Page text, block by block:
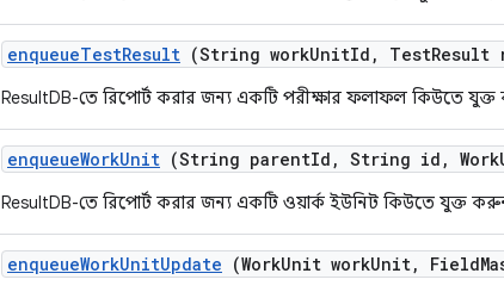
enqueueTestResult (String workUnitId , TestResult
ResultDB-তে রিপোর্ট করার জন্য একটি পরীক্ষার ফলাফল কিউতে
enqueueWorkUnit (String parentId , String id , Work
ResultDB-তে রিপোর্ট করার জন্য একটি ওয়ার্ক ইউনিট কিউতে যুক্ত
enqueueWorkUnitUpdate (WorkUnit workUnit, Field